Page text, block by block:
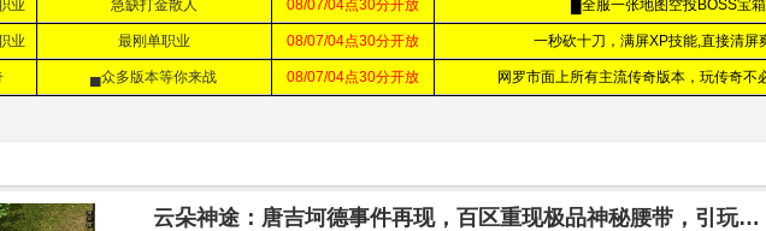
云朵神途：唐吉坷德事件再现，百区重现极品神秘腰带，引玩家不满